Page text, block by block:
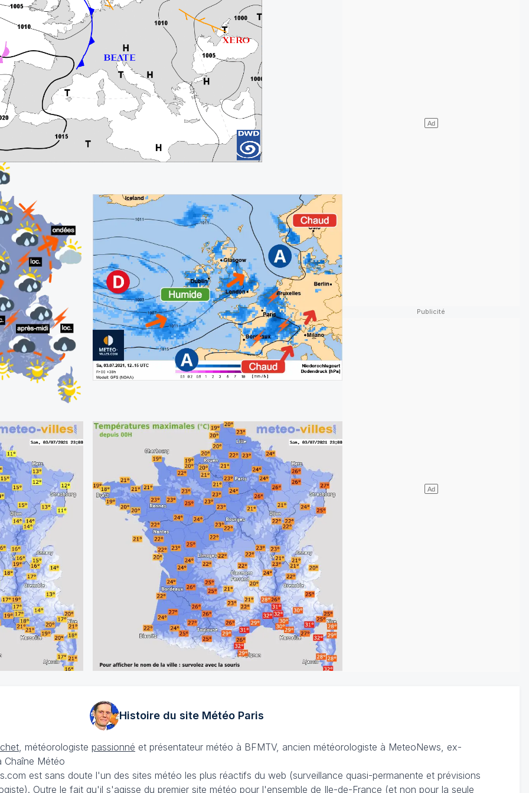
Histoire du site MétéoParis
, météorologiste passionné et présentateur météo à BFMTV, ancien météorologiste à MeteoNews, ex-
Chaîne Météo
est sans doute l'un des sites météo les plus réactifs du web (surveillance quasi-permanente et prévisions
Outre le fait qu'il s'agisse du premier site météo pour l'ensemble de Ile-de-France (et non pour la seule